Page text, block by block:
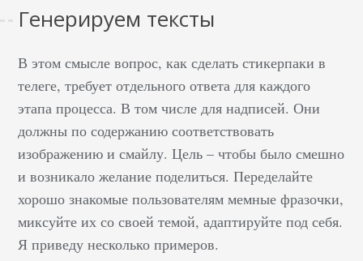
Генерируем тексты
В этом смысле вопрос, как сделать стикерпаки в
телеге, требует отдельного ответа для каждого
этапа процесса. В том числе для надписей. Они
должны по содержанию соответствовать
изображению и смайлу. Цель – чтобы было смешно
и возникало желание поделиться. Переделайте
хорошо знакомые пользователям мемные фразочки,
миксуйте их со своей темой, адаптируйте под себя.
Я приведу несколько примеров.